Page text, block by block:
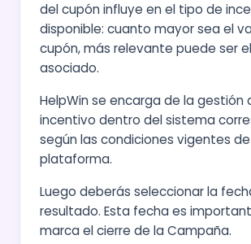
del cupón influye en el tipo de
disponible: cuanto mayor sea el
cupón, más relevante puede ser
asociado.
HelpWin se encarga de la gestión
incentivo dentro del sistema
según las condiciones vigentes
plataforma.
Luego deberás seleccionar la
resultado. Esta fecha es
marca el cierre de la Campaña.